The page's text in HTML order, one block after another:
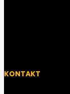
KONTAKT